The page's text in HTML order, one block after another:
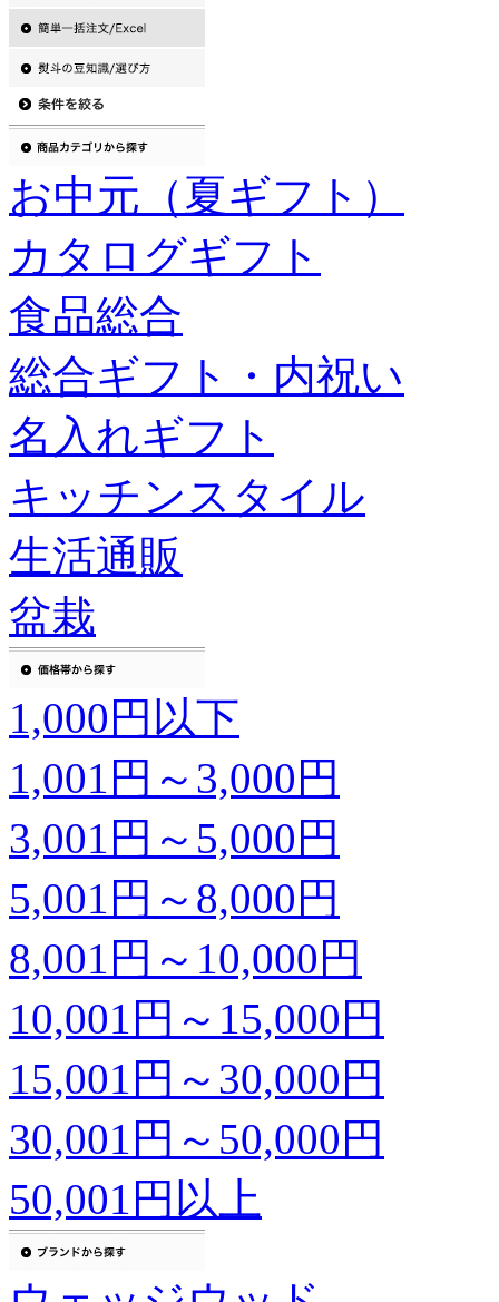
お中元（夏ギフト）
カタログギフト
食品総合
総合ギフト・内祝い
名入れギフト
キッチンスタイル
生活通販
盆栽
1,000円以下
1,001円～3,000円
3,001円～5,000円
5,001円～8,000円
8,001円～10,000円
10,001円～15,000円
15,001円～30,000円
30,001円～50,000円
50,001円以上